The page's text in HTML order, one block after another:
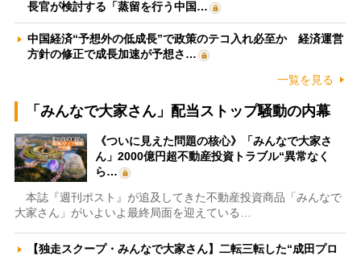
長官が検討する「蒸留を行う中国…
中国経済“予想外の低成長”で政策のテコ入れ必至か 経済運営
方針の修正で成長加速が予想さ…
一覧を見る
「みんなで大家さん」配当ストップ騒動の内幕
《ついに見えた問題の核心》「みんなで大家さ
ん」2000億円超不動産投資トラブル“異常なく
ら…
本誌『週刊ポスト』が追及してきた不動産投資商品「みんなで
大家さん」がいよいよ最終局面を迎えている…
【独走スクープ・みんなで大家さん】二転三転した“成田プロ